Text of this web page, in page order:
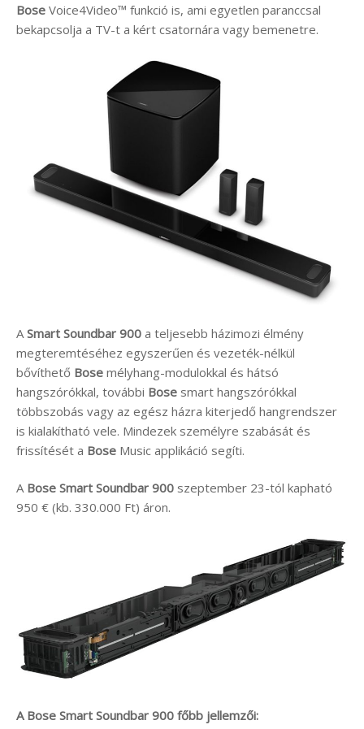
Bose Voice4Video™ funkció is, ami egyetlen paranccsal
bekapcsolja a TV-t a kért csatornára vagy bemenetre.
A Smart Soundbar 900 a teljesebb házimozi élmény
megteremtéséhez egyszerűen és vezeték-nélkül
bővíthető Bose mélyhang-modulokkal és hátsó
hangszórókkal, további Bose smart hangszórókkal
többszobás vagy az egész házra kiterjedő hangrendszer
is kialakítható vele. Mindezek személyre szabását és
frissítését a Bose Music applikáció segíti.
A Bose Smart Soundbar 900 szeptember 23-tól kapható
950 € (kb. 330.000 Ft) áron.
A Bose Smart Soundbar 900 főbb jellemzői: